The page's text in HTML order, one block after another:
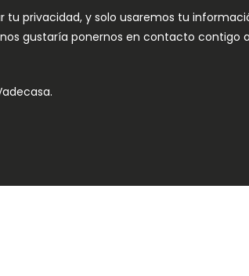
privacidad, y solo usaremos tu
gustaría ponernos en contacto